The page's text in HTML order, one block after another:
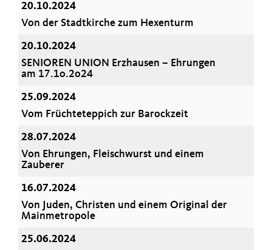
20.10.2024
Von der Stadtkirche zum Hexenturm
20.10.2024
SENIOREN UNION Erzhausen – Ehrungen
am 17.1o.2o24
25.09.2024
Vom Früchteteppich zur Barockzeit
28.07.2024
Von Ehrungen, Fleischwurst und einem
Zauberer
16.07.2024
Von Juden, Christen und einem Original der
Mainmetropole
25.06.2024